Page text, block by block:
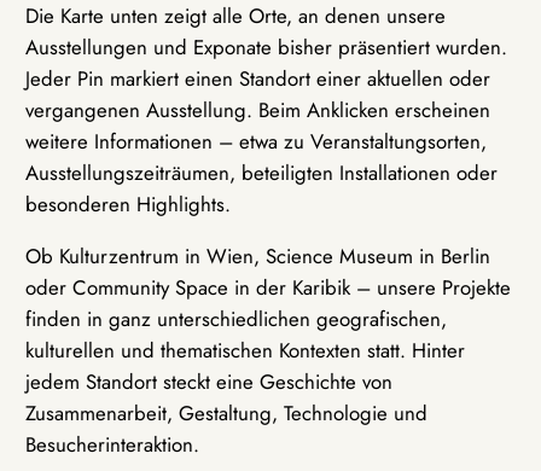
Die Karte unten zeigt alle Orte, an denen unsere
Ausstellungen und Exponate bisher präsentiert wurden.
Jeder Pin markiert einen Standort einer aktuellen oder
vergangenen Ausstellung. Beim Anklicken erscheinen
weitere Informationen – etwa zu Veranstaltungsorten,
Ausstellungszeiträumen, beteiligten Installationen oder
besonderen Highlights.
Ob Kulturzentrum in Wien, Science Museum in Berlin
oder Community Space in der Karibik – unsere Projekte
finden in ganz unterschiedlichen geografischen,
kulturellen und thematischen Kontexten statt. Hinter
jedem Standort steckt eine Geschichte von
Zusammenarbeit, Gestaltung, Technologie und
Besucherinteraktion.